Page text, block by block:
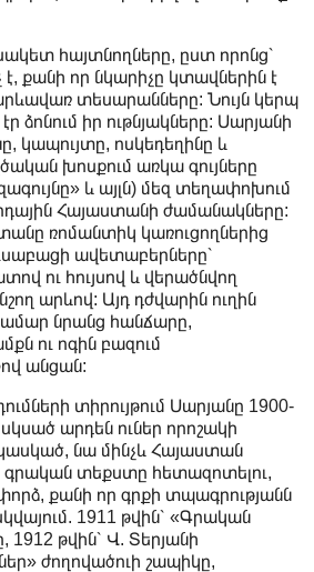
հայտնողները, ըստ որոնց՝
քանի որ նկարիչը կտավներին է
տեսարանները: Նույն կերպ
ձոնում իր ութնյակները: Սարյանի
կապույտը, ոսկեդեղինը և
խոսքում առկա գույները
և այլն) մեզ տեղափոխում
Հայաստանի ժամանակները:
ռոմանտիկ կառուցողներից
ավետաբերները՝
ու հույսով և վերածնվող
արևով: Այդ դժվարին ուղին
նրանց հանճարը,
ու ոգին բազում
անցան:
տիրույթում Սարյանը 1900-
արդեն ուներ որոշակի
նա մինչև Հայաստան
գրական տեքստը հետազոտելու,
քանի որ գրքի տպագրությանն
1911 թվին՝ «Գրական
թվին՝ Վ. Տերյանի
ժողովածուի շապիկը,